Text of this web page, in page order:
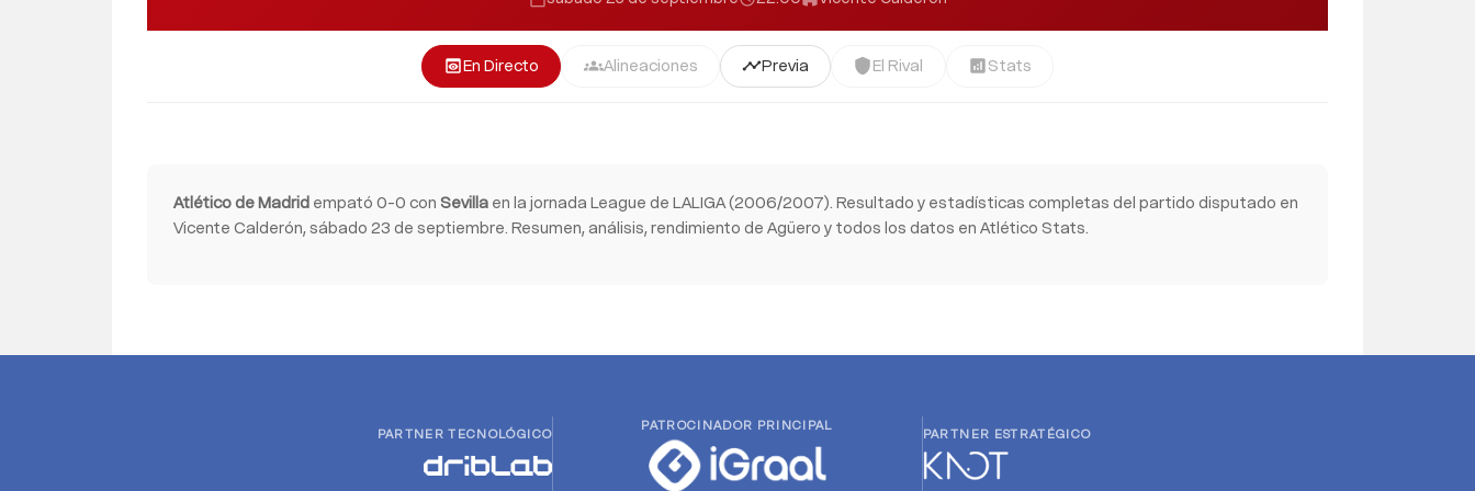
previewEn Directo groupsAlineaciones timelinePrevia shieldEl Rival analytics Stats
Atlético de Madrid empató 0-0 con Sevilla en la jornada League de LALIGA (2006/2007). Resultado y estadísticas completas del partido disputado en
Vicente Calderón, sábado 23 de septiembre. Resumen, análisis, rendimiento de Agüero y todos los datos en Atlético Stats.
PARTNER TECNOLÓGICO
PATROCINADOR PRINCIPAL
PARTNER ESTRATÉGICO